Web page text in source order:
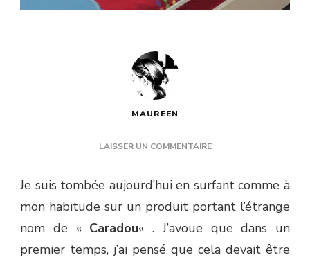
MAUREEN
LAISSER UN COMMENTAIRESUR
:
UNE
CADEAU
INGÉNIEUSE,
Je suis tombée aujourd’hui en surfant comme à
mon habitude sur un produit portant l’étrange
nom de « Caradou« . J’avoue que dans un
premier temps, j’ai pensé que cela devait être